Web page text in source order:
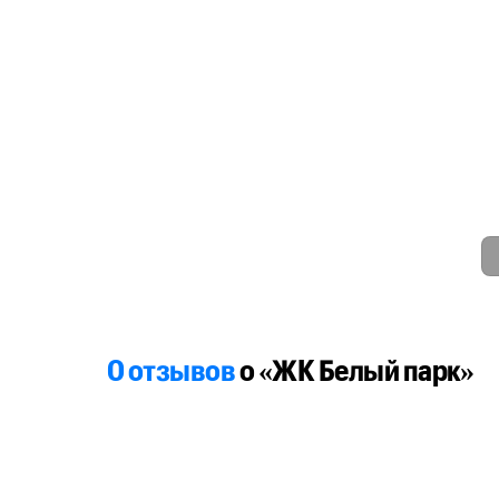
0 отзывово «ЖК Белый парк»